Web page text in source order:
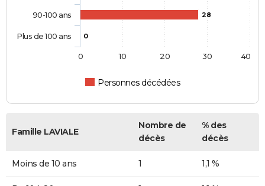
28
0
Personnes décédées
90-100 ans
Plus de 100 ans
0 10 20 30 40
Famille LAVIALE
Nombre de
décès
% des
décès
Moins de 10 ans 1 1,1 %